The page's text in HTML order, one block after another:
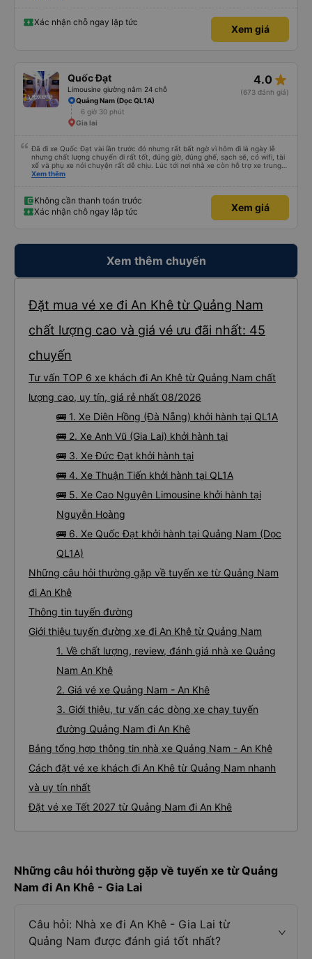
Xác nhận chỗ ngay lập tức
Xem giá
Quốc Đạt
Limousine giường nằm 24 chỗ
4.0 star_rate
(673 đánh giá)
Quảng Nam (Dọc QL1A)
6 giờ 30 phút
Gia lai
Đã đi xe Quốc Đạt vài lần trước đó nhưng rất bất ngờ vì hôm đi là ngày lễ
nhưng chất lượng chuyến đi rất tốt, đúng giờ, đúng ghế, sạch sẽ, có wifi, tài
xế và phụ xe nói chuyện rất dễ chịu. Lúc tới nơi nhà xe còn hỗ trợ xe trung
chuyển tới tận nhà. 10đ cho nhà xe, hy vọng nhà xe duy trì được chất lượng
Xem thêm
Không cần thanh toán trước
Xác nhận chỗ ngay lập tức
Xem giá
Xem thêm chuyến
Đặt mua vé xe đi An Khê từ Quảng Nam
chất lượng cao và giá vé ưu đãi nhất: 45
chuyến
Tư vấn TOP 6 xe khách đi An Khê từ Quảng Nam chất
lượng cao, uy tín, giá rẻ nhất 08/2026
🚌 1. Xe Diên Hồng (Đà Nẵng) khởi hành tại QL1A
🚌 2. Xe Anh Vũ (Gia Lai) khởi hành tại
🚌 3. Xe Đức Đạt khởi hành tại
🚌 4. Xe Thuận Tiến khởi hành tại QL1A
🚌 5. Xe Cao Nguyên Limousine khởi hành tại
Nguyễn Hoàng
🚌 6. Xe Quốc Đạt khởi hành tại Quảng Nam (Dọc
QL1A)
Những câu hỏi thường gặp về tuyến xe từ Quảng Nam
đi An Khê
Thông tin tuyến đường
Giới thiệu tuyến đường xe đi An Khê từ Quảng Nam
1. Về chất lượng, review, đánh giá nhà xe Quảng
Nam An Khê
2. Giá vé xe Quảng Nam - An Khê
3. Giới thiệu, tư vấn các dòng xe chạy tuyến
đường Quảng Nam đi An Khê
Bảng tổng hợp thông tin nhà xe Quảng Nam - An Khê
Cách đặt vé xe khách đi An Khê từ Quảng Nam nhanh
và uy tín nhất
Đặt vé xe Tết 2027 từ Quảng Nam đi An Khê
Những câu hỏi thường gặp về tuyến xe từ Quảng
Nam đi An Khê - Gia Lai
Câu hỏi: Nhà xe đi An Khê - Gia Lai từ
Quảng Nam được đánh giá tốt nhất?